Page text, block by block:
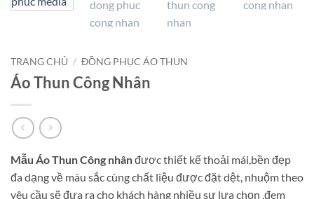
TRANG CHỦ / ĐỒNG PHỤC ÁO THUN
Áo Thun Công Nhân
Mẫu Áo Thun Công nhânđược thiết kế thoải mái,bền đẹp
đa dạng về màu sắc cùng chất liệu được đặt dệt, nhuộm theo
yêu cầu sẽ đưa ra cho khách hàng nhiều sự lựa chọn ,đem